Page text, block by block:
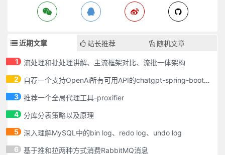
近期文章 站长推荐 随机文章
1
流处理和批处理讲解、主流框架对比、流批一体架构
2
自荐一个支持OpenAi所有可用API的chatgpt-spring-boot-starter
3 推荐一个全局代理工具-proxifier
4
分库分表策略以及原理
5 深入理解MySQL中的bin log、redo log、undo log
6 基于推和拉两种方式消费RabbitMQ消息